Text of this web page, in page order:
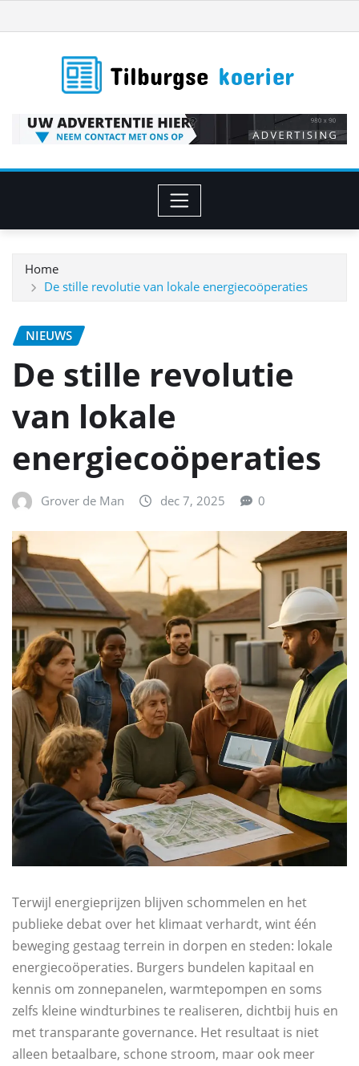
naar
Home
De stille revolutie van lokale energiecoöperaties
NIEUWS
De stille revolutie
van lokale
energiecoöperaties
Grover de Man dec 7, 2025 0
Terwijl energieprijzen blijven schommelen en het
publieke debat over het klimaat verhardt, wint één
beweging gestaag terrein in dorpen en steden: lokale
energiecoöperaties. Burgers bundelen kapitaal en
kennis om zonnepanelen, warmtepompen en soms
zelfs kleine windturbines te realiseren, dichtbij huis en
met transparante governance. Het resultaat is niet
alleen betaalbare, schone stroom, maar ook meer